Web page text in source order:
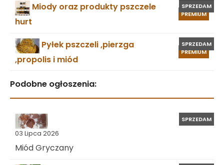
PREMIUM
SPRZEDAM
Miody oraz produkty pszczele
hurt
PREMIUM
SPRZEDAM
Pyłek pszczeli ,pierzga
,propolis i miód
Podobne ogłoszenia:
03 Lipca 2026
SPRZEDAM
Miód Gryczany